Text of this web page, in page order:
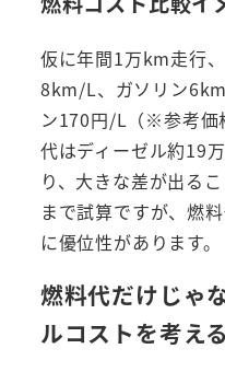
仮に年間1万km走行
8km/L、ガソリン
ン170円/L（※参考価
代はディーゼル約19
り、大きな差が出る
まで試算ですが、燃
に優位性があります。
燃料代だけじゃ
ルコストを考える